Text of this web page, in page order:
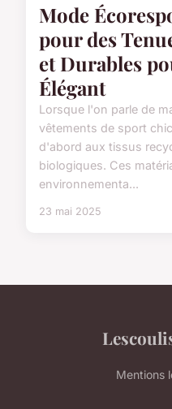
Mode
pour des
et Durables
Élégant
Lorsque l'on parle de
vêtements de sport
d'abord aux tissus
biologiques. Ces
environnementa...
23 mai 2025
Mentions